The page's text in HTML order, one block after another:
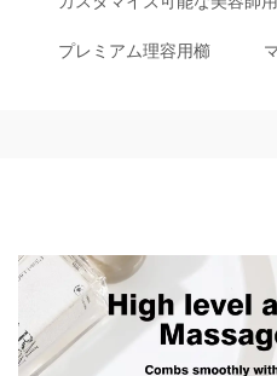
プレミアム理容用櫛